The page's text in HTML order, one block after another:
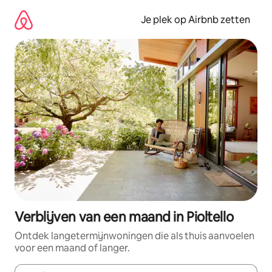
direct
naar
inhoud
Je plek op Airbnb zetten
Verblijven van een maand in Pioltello
Ontdek langetermijnwoningen die als thuis aanvoelen
voor een maand of langer.